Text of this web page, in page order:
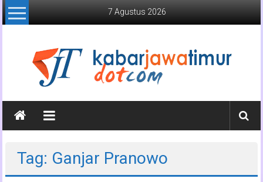
Lompat
ke
7 Agustus 2026
Kabar
Jawa
Media
Tag: Ganjar Pranowo